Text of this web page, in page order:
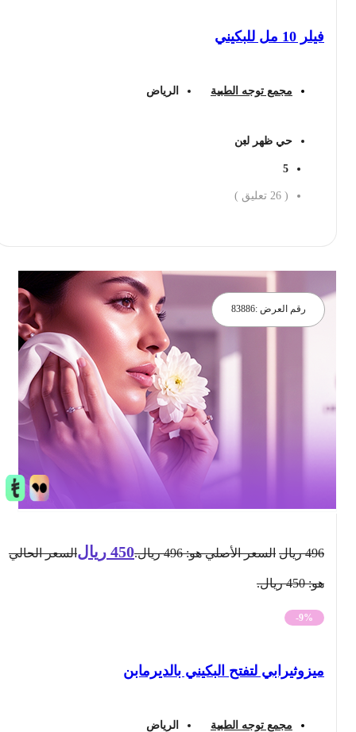
فيلر 10 مل للبكيني
مجمع توجه الطبية الرياض
حي ظهر لبن
26 تعليق )
رقم العرض :83886
ريال السعر الأصلي هو: 496 ريال. 450 ريال السعر الحالي
-9%
ميزوثيرابي لتفتح البكيني بالديرمابن
مجمع توجه الطبية الرياض